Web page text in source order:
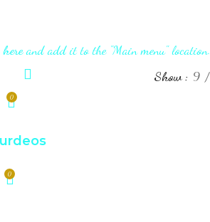
and add it to the "Main menu" location.
0
0
Show 9